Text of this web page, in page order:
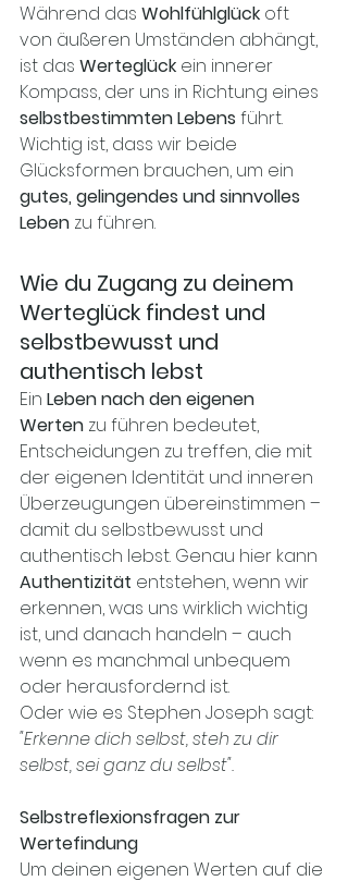
Während das Wohlfühlglück oft
von äußeren Umständen abhängt,
ist das Werteglück ein innerer
Kompass, der uns in Richtung eines
selbstbestimmten Lebens führt.
Wichtig ist, dass wir beide
Glücksformen brauchen, um ein
gutes, gelingendes und sinnvolles
Leben zu führen.
Wie du Zugang zu deinem
Werteglück findest und
selbstbewusst und
authentisch lebst
Ein Leben nach den eigenen
Werten zu führen bedeutet,
Entscheidungen zu treffen, die mit
der eigenen Identität und inneren
Überzeugungen übereinstimmen –
damit du selbstbewusst und
authentisch lebst. Genau hier kann
Authentizität entstehen, wenn wir
erkennen, was uns wirklich wichtig
ist, und danach handeln – auch
wenn es manchmal unbequem
oder herausfordernd ist.
Oder wie es Stephen Joseph sagt:
"Erkenne dich selbst, steh zu dir
selbst, sei ganz du selbst".
Selbstreflexionsfragen zur
Wertefindung
Um deinen eigenen Werten auf die